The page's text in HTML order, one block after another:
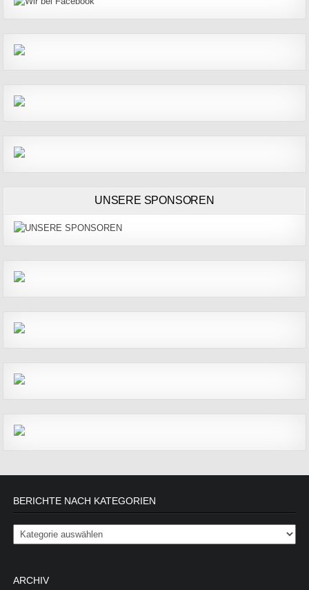
UNSERE SPONSOREN
BERICHTE NACH KATEGORIEN
Berichte nach Kategorien
ARCHIV